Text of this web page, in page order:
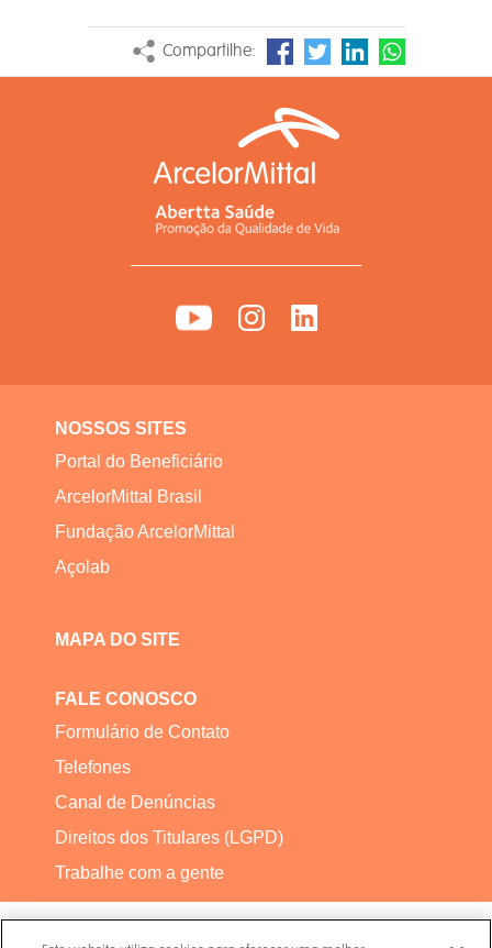
Compartilhe:
NOSSOS SITES
Portal do Beneficiário
ArcelorMittal Brasil
Fundação ArcelorMittal
Açolab
MAPA DO SITE
FALE CONOSCO
Formulário de Contato
Telefones
Canal de Denúncias
Direitos dos Titulares (LGPD)
Trabalhe com a gente